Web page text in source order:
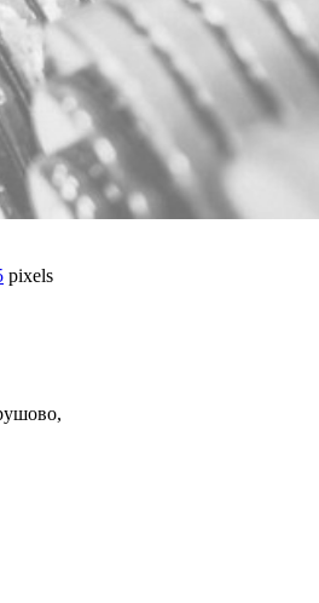
pixels